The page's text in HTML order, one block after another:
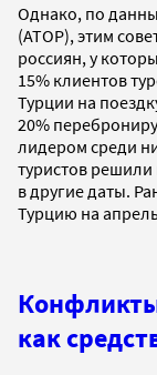
Однако, по
(АТОР), этим
россиян, у
15% клиентов
Турции на
20%
лидером среди
туристов
в другие даты.
Турцию на
как